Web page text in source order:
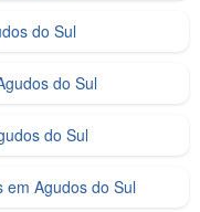
do Sul
do Sul
do Sul
em Agudos do Sul